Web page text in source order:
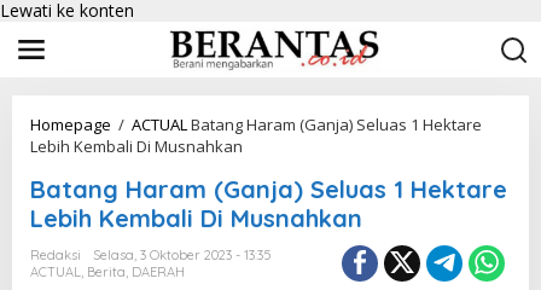
Lewati ke konten
Homepage / ACTUALBatang Haram (Ganja) Seluas 1 Hektare
Lebih Kembali Di Musnahkan
Batang Haram (Ganja) Seluas 1 Hektare
Lebih Kembali Di Musnahkan
Redaksi
Selasa, 3 Oktober 2023 - 13:35
ACTUAL, Berita, DAERAH